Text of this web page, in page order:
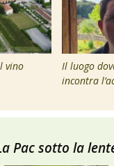
vino
Il luogo
incontra
Pac sotto la